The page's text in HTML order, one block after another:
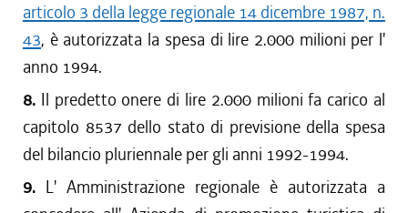
articolo 3 della legge regionale 14 dicembre 1987, n.
43, è autorizzata la spesa di lire 2.000 milioni per l'
anno 1994.
8. Il predetto onere di lire 2.000 milioni fa carico al
capitolo 8537 dello stato di previsione della spesa
del bilancio pluriennale per gli anni 1992-1994.
9. L' Amministrazione regionale è autorizzata a